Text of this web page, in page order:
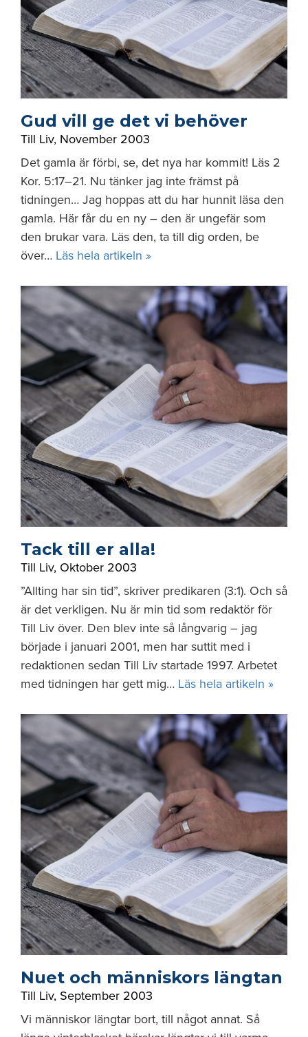
Gud vill ge det vi behöver
Till Liv, November 2003
Det gamla är förbi, se, det nya har kommit! Läs 2
Kor. 5:17–21. Nu tänker jag inte främst på
tidningen… Jag hoppas att du har hunnit läsa den
gamla. Här får du en ny – den är ungefär som
den brukar vara. Läs den, ta till dig orden, be
över… Läs hela artikeln »
Tack till er alla!
Till Liv, Oktober 2003
”Allting har sin tid”, skriver predikaren (3:1). Och så
är det verkligen. Nu är min tid som redaktör för
Till Liv över. Den blev inte så långvarig – jag
började i januari 2001, men har suttit med i
redaktionen sedan Till Liv startade 1997. Arbetet
med tidningen har gett mig… Läs hela artikeln »
Nuet och människors längtan
Till Liv, September 2003
Vi människor längtar bort, till något annat. Så